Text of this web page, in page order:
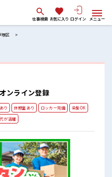
仕事検索 お気に入り ログイン メニュー
塚区
ンライン登録
り 休憩室あり ロッカー完備
染髪OK
が活躍